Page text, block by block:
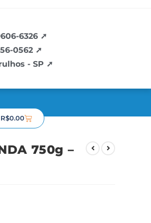
6326 ➚
0562 ➚
- SP ➚
R$0.00
750g –